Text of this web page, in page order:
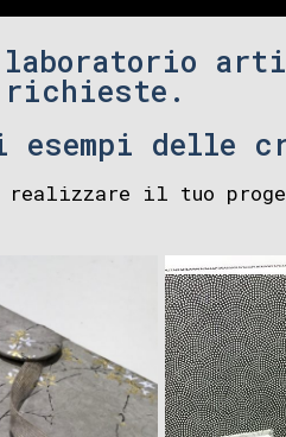
esempi
realizzare il tuo